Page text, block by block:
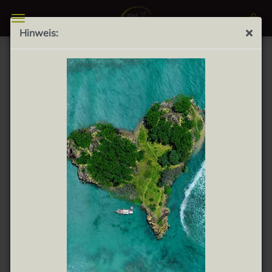
Hinweis:
Mejillones en escabeche 14-18 Stück 111g -
Miesmuscheln in Marinade